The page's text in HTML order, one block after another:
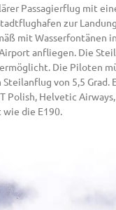
Passagierflug mit
zur
mit Wasserfontänen
anfliegen. Die
Die Piloten
von 5,5
Helvetic
die E190.